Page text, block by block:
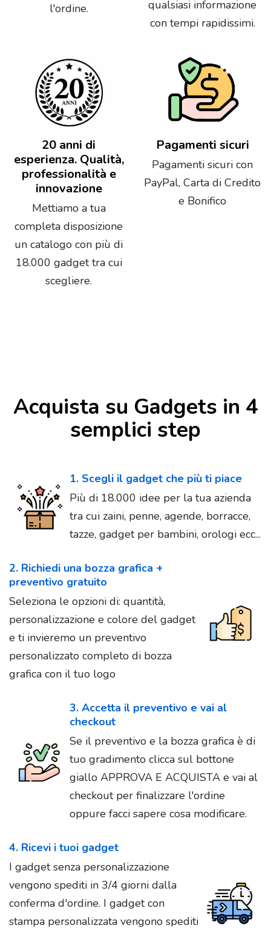
l'ordine.
qualsiasi informazione
con tempi rapidissimi.
20 anni di
esperienza. Qualità,
professionalità e
innovazione
Mettiamo a tua
completa disposizione
un catalogo con più di
18.000 gadget tra cui
scegliere.
Pagamenti sicuri
Pagamenti sicuri con
PayPal, Carta di Credito
e Bonifico
Acquista su Gadgets in 4
semplici step
1. Scegli il gadget che più ti piace
Più di 18.000 idee per la tua azienda
tra cui zaini, penne, agende, borracce,
tazze, gadget per bambini, orologi ecc...
2. Richiedi una bozza grafica +
preventivo gratuito
Seleziona le opzioni di: quantità,
personalizzazione e colore del gadget
e ti invieremo un preventivo
personalizzato completo di bozza
grafica con il tuo logo
3. Accetta il preventivo e vai al
checkout
Se il preventivo e la bozza grafica è di
tuo gradimento clicca sul bottone
giallo APPROVA E ACQUISTA e vai al
checkout per finalizzare l'ordine
oppure facci sapere cosa modificare.
4. Ricevi i tuoi gadget
I gadget senza personalizzazione
vengono spediti in 3/4 giorni dalla
conferma d'ordine. I gadget con
stampa personalizzata vengono spediti